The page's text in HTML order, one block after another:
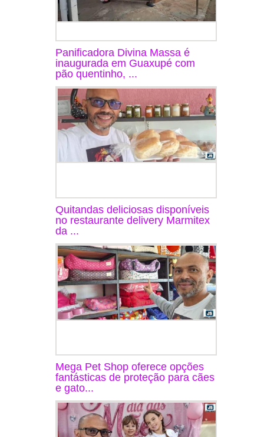
Panificadora Divina Massa é
inaugurada em Guaxupé com
pão quentinho, ...
Quitandas deliciosas disponíveis
no restaurante delivery Marmitex
da ...
Mega Pet Shop oferece opções
fantásticas de proteção para cães
e gato...